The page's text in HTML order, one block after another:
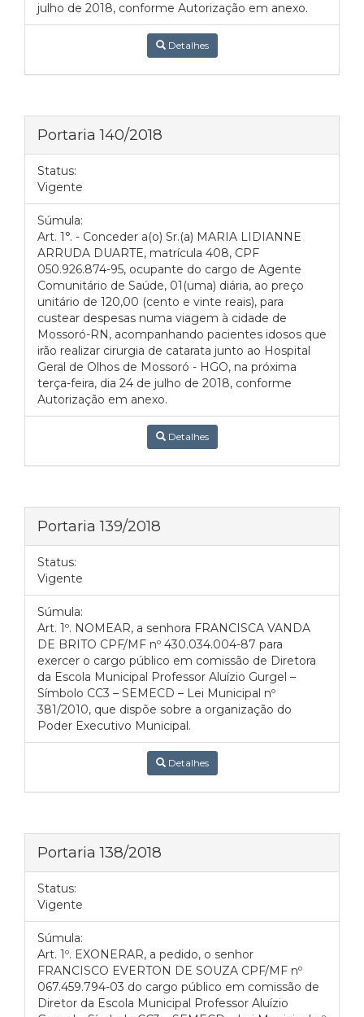
julho de 2018, conforme Autorização em anexo.
Detalhes
Portaria 140/2018
Status:
Vigente
Súmula:
Art. 1°. - Conceder a(o) Sr.(a) MARIA LIDIANNE
ARRUDA DUARTE, matrícula 408, CPF
050.926.874-95, ocupante do cargo de Agente
Comunitário de Saúde, 01(uma) diária, ao preço
unitário de 120,00 (cento e vinte reais), para
custear despesas numa viagem à cidade de
Mossoró-RN, acompanhando pacientes idosos que
irão realizar cirurgia de catarata junto ao Hospital
Geral de Olhos de Mossoró - HGO, na próxima
terça-feira, dia 24 de julho de 2018, conforme
Autorização em anexo.
Detalhes
Portaria 139/2018
Status:
Vigente
Súmula:
Art. 1º. NOMEAR, a senhora FRANCISCA VANDA
DE BRITO CPF/MF nº 430.034.004-87 para
exercer o cargo público em comissão de Diretora
da Escola Municipal Professor Aluízio Gurgel –
Símbolo CC3 – SEMECD – Lei Municipal nº
381/2010, que dispõe sobre a organização do
Poder Executivo Municipal.
Detalhes
Portaria 138/2018
Status:
Vigente
Súmula:
Art. 1º. EXONERAR, a pedido, o senhor
FRANCISCO EVERTON DE SOUZA CPF/MF nº
067.459.794-03 do cargo público em comissão de
Diretor da Escola Municipal Professor Aluízio